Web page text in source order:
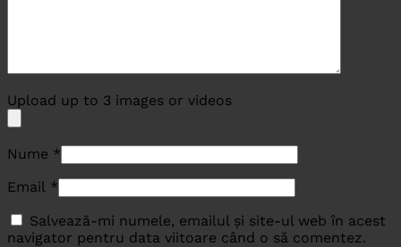
Upload up to 3 images or videos
Nume *
Email *
Salvează-mi numele, emailul și site-ul web în acest
navigator pentru data viitoare când o să comentez.